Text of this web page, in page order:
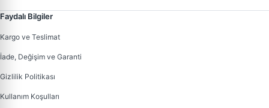
Faydalı Bilgiler
Kargo ve Teslimat
İade, Değişim ve Garanti
Gizlilik Politikası
Kullanım Koşulları